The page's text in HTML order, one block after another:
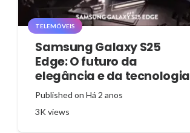
TELEMÓVEIS
Samsung Galaxy S25
Edge: O futuro da
elegância e da tecnologia
Published onHá 2 anos
3Kviews